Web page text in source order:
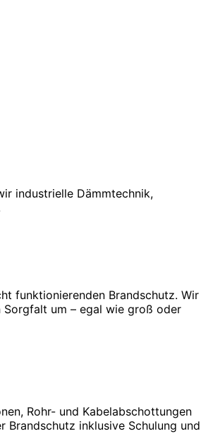
industrielle Dämmtechnik,
funktionierenden Brandschutz. Wir
Sorgfalt um – egal wie groß oder
Rohr- und Kabelabschottungen
inklusive Schulung und